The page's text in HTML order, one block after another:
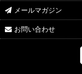
メールマガジン
お問い合わせ